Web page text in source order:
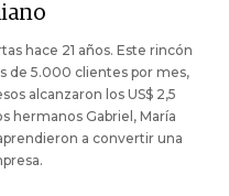
hace 21 años. Este rincón
de 5.000 clientes por mes,
alcanzaron los US$ 2,5
hermanos Gabriel, María
a convertir una